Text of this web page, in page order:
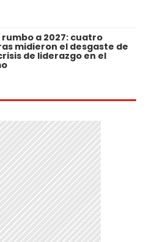
rumbo a 2027: cuatro
midieron el desgaste de
de liderazgo en el